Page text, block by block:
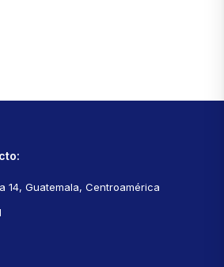
14, Guatemala, Centroamérica